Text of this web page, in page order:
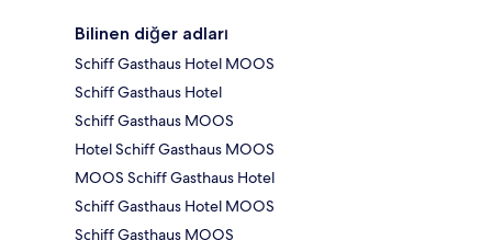
Bilinen diğer adları
Schiff Gasthaus Hotel MOOS
Schiff Gasthaus Hotel
Schiff Gasthaus MOOS
Hotel Schiff Gasthaus MOOS
MOOS Schiff Gasthaus Hotel
Schiff Gasthaus Hotel MOOS
Schiff Gasthaus MOOS